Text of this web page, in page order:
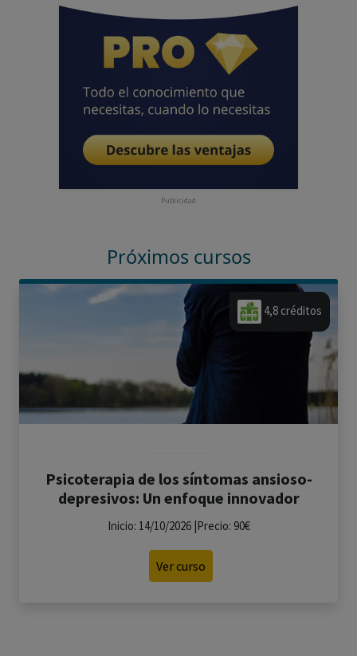
Publicidad
Próximos cursos
4,8 créditos
Psicoterapia de los síntomas ansioso-
depresivos: Un enfoque innovador
Inicio: 14/10/2026 |Precio: 90€
Ver curso